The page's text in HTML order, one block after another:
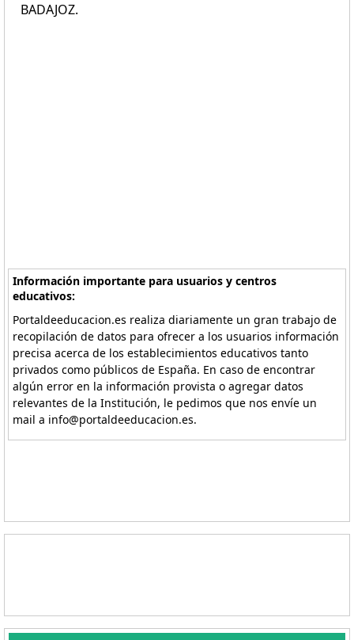
BADAJOZ.
Información importante para usuarios y centros
educativos:
Portaldeeducacion.es realiza diariamente un gran trabajo de
recopilación de datos para ofrecer a los usuarios información
precisa acerca de los establecimientos educativos tanto
privados como públicos de España. En caso de encontrar
algún error en la información provista o agregar datos
relevantes de la Institución, le pedimos que nos envíe un
mail a info@portaldeeducacion.es.